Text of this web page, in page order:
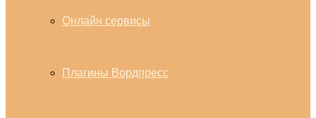
Онлайн сервисы
Плагины Вордпресс